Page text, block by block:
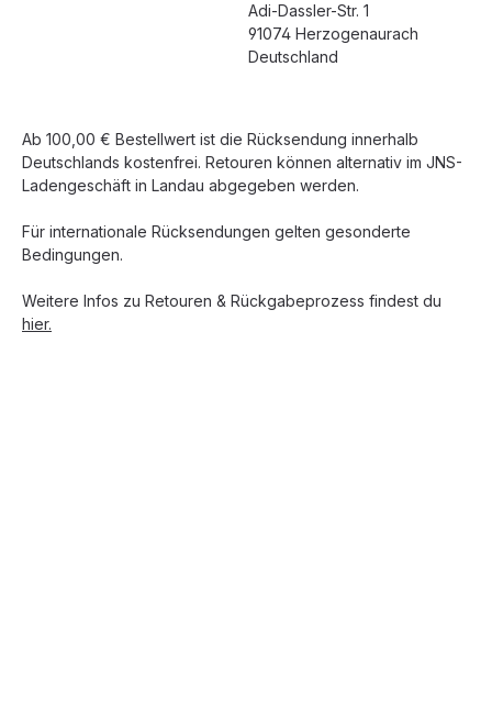
Adi-Dassler-Str. 1
91074 Herzogenaurach
Deutschland
Ab 100,00 € Bestellwert ist die Rücksendung innerhalb
Deutschlands kostenfrei. Retouren können alternativ im JNS-
Ladengeschäft in Landau abgegeben werden.
Für internationale Rücksendungen gelten gesonderte
Bedingungen.
Weitere Infos zu Retouren & Rückgabeprozess findest du
hier.